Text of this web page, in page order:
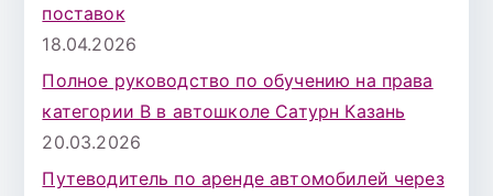
поставок
18.04.2026
Полное руководство по обучению на права
категории B в автошколе Сатурн Казань
20.03.2026
Путеводитель по аренде автомобилей через